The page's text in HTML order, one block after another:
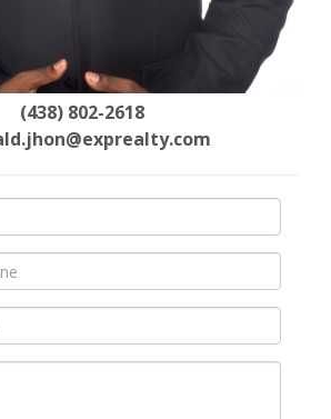
(438) 802-2618